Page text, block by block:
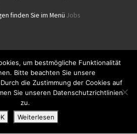
finden Sie im Menü Jobs
Leben– Alle Rechte vorbehalten
– Entworfen mit demCustomizr-Theme
um bestmögliche Funktionalität
Bitte beachten Sie unsere
die Zustimmung der Cookies auf
Sie unseren Datenschutzrichtlinien
zu.
Weiterlesen